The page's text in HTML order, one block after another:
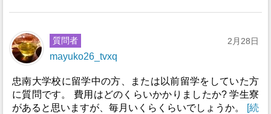
質問者
mayuko26_tvxq
2月28日
忠南大学校に留学中の方、または以前留学をしていた方
に質問です。 費用はどのくらいかかりましたか? 学生寮
があると思いますが、毎月いくらくらいでしょうか。
[続